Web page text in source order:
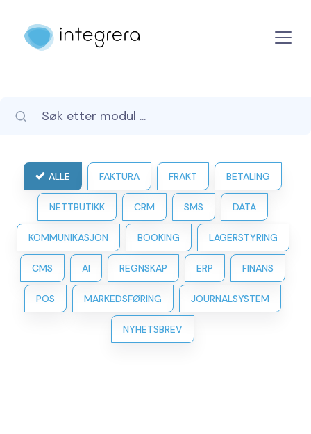
ALLE FAKTURA FRAKT BETALING
NETTBUTIKK CRM SMS DATA
KOMMUNIKASJON BOOKING LAGERSTYRING
CMS AI REGNSKAP ERP FINANS
POS MARKEDSFØRING JOURNALSYSTEM
NYHETSBREV